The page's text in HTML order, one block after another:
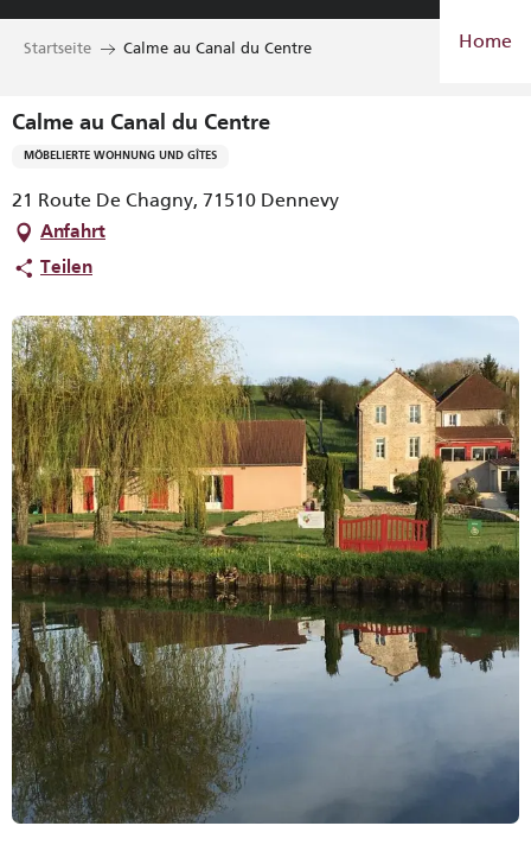
Aller
Home
Startseite Calme au Canal du Centre
Calme au Canal du Centre
MÖBELIERTE WOHNUNG UND GÎTES
21 Route De Chagny, 71510 Dennevy
Anfahrt
Teilen